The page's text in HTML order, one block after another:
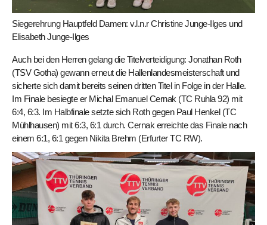
Siegerehrung Hauptfeld Damen: v.l.n.r Christine Junge-Ilges und
Elisabeth Junge-Ilges
Auch bei den Herren gelang die Titelverteidigung: Jonathan Roth
(TSV Gotha) gewann erneut die Hallenlandesmeisterschaft und
sicherte sich damit bereits seinen dritten Titel in Folge in der Halle.
Im Finale besiegte er Michal Emanuel Cernak (TC Ruhla 92) mit
6:4, 6:3. Im Halbfinale setzte sich Roth gegen Paul Henkel (TC
Mühlhausen) mit 6:3, 6:1 durch. Cernak erreichte das Finale nach
einem 6:1, 6:1 gegen Nikita Brehm (Erfurter TC RW).